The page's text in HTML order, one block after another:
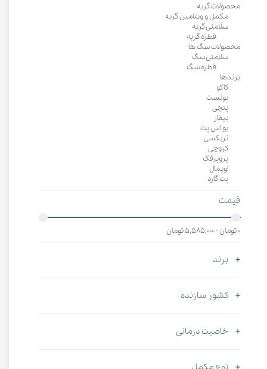
محصولات گربه
مکمل و ویتامین گربه
سلامتی گربه
قطره گربه
محصولات سگ ها
سلامتی سگ
قطره سگ
برندها
کاکو
بونست
پتچی
بیفار
یو اس پت
تریکسی
کروچی
پروپرفک
اویمال
پت گارد
قیمت
۰ تومان - ۵,۵۸۵,۰۰۰ تومان
برند
کشور سازنده
خاصیت درمانی